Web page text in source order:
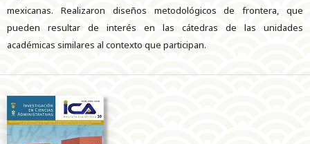
mexicanas. Realizaron diseños metodológicos de frontera, que
pueden resultar de interés en las cátedras de las unidades
académicas similares al contexto que participan.